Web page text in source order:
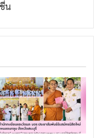
น